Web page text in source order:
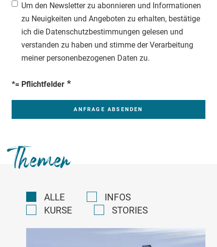
Um den Newsletter zu abonnieren und Informationen
zu Neuigkeiten und Angeboten zu erhalten, bestätige
ich die Datenschutzbestimmungen gelesen und
verstanden zu haben und stimme der Verarbeitung
meiner personenbezogenen Daten zu.
*= Pflichtfelder
Themen
ALLE
INFOS
KURSE
STORIES